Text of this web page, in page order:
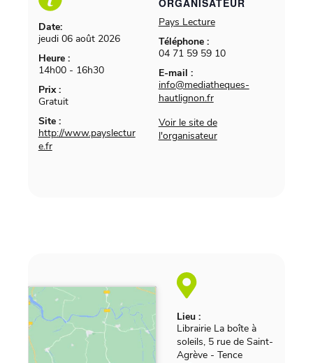
Date:
jeudi 06 août 2026
Heure :
14h00 - 16h30
Prix :
Gratuit
Site :
http://www.payslectur
e.fr
Pays Lecture
Téléphone :
04 71 59 59 10
E-mail :
info@mediatheques-
hautlignon.fr
Voir le site de
l'organisateur
Lieu :
Librairie La boîte à
soleils, 5 rue de Saint-
Agrève -Tence